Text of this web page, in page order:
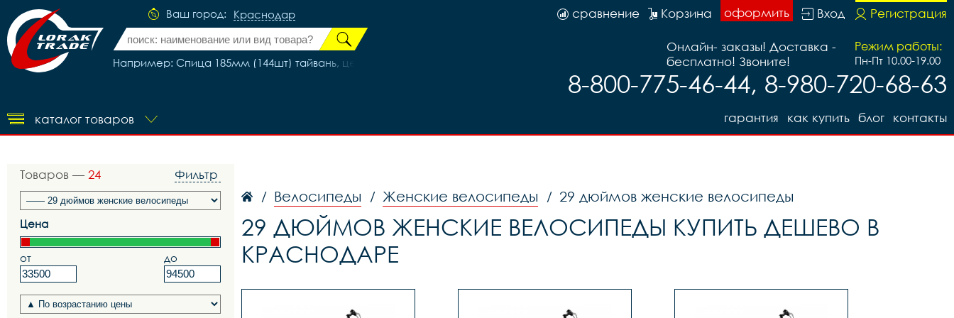
Ваш город: Краснодар
Например: Спица 185мм (144шт) тайвань, цена за 1шт., код 373
Регистрация
Вход
оформить
Корзина
сравнение
Режим работы:
Пн-Пт 10.00-19.00
Онлайн- заказы! Доставка -
бесплатно! Звоните!
8-800-775-46-44, 8-980-720-68-63
каталог товаров контакты
блог
как купить
гарантия
Товаров — 24 Фильтр
Цена
от до
/ Велосипеды / Женские велосипеды / 29 дюймов женские велосипеды
29 ДЮЙМОВ ЖЕНСКИЕ ВЕЛОСИПЕДЫ КУПИТЬ ДЕШЕВО В
КРАСНОДАРЕ